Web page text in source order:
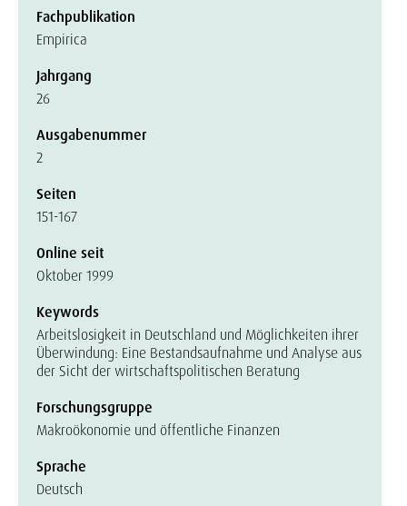
Fachpublikation
Empirica
Jahrgang
26
Ausgabenummer
2
Seiten
151-167
Online seit
Oktober 1999
Keywords
Arbeitslosigkeit in Deutschland und Möglichkeiten ihrer
Überwindung: Eine Bestandsaufnahme und Analyse aus
der Sicht der wirtschaftspolitischen Beratung
Forschungsgruppe
Makroökonomie und öffentliche Finanzen
Sprache
Deutsch